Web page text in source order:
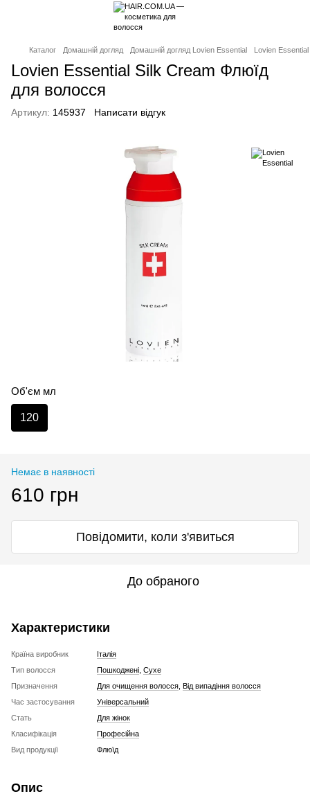
Каталог Домашній догляд Домашній догляд Lovien Essential Lovien
Lovien Essential Silk Cream Флюїд
для волосся
Артикул: 145937 Написати відгук
Об'єм мл
120
Немає в наявності
610 грн
Повідомити, коли з'явиться
До обраного
Характеристики
Країна виробник
Італія
Тип волосся
Пошкоджені Сухе
Призначення
Для очищення волосся Від випадіння волосся
Час застосування
Універсальний
Стать
Для жінок
Класифікація
Професійна
Вид продукції
Флюїд
Опис